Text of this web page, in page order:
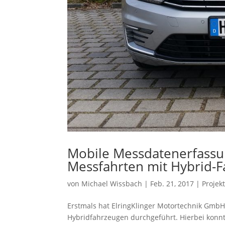
Mobile
Messfahrten mit Hybrid-
von Michael Wissbach | Feb. 21, 2017 |
Erstmals hat ElringKlinger Motortechnik
Hybridfahrzeugen durchgeführt. Hierbei